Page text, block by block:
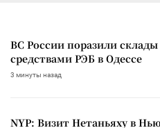
ВС России поразили
средствами РЭБ в Одессе
3 минуты назад
NYP: Визит Нетаньяху в